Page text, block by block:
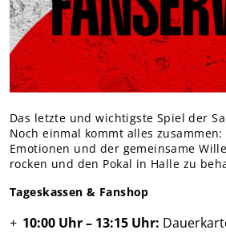
FANS
Menschen mit Behinderung
DER CHEMIKER
NACHWUCHS
Teams Nachwuchs
MITGLIEDER
Online-Antrag
Das letzte und wichtigste Spiel der
Noch einmal kommt alles zusammen:
Emotionen und der gemeinsame
rocken und den Pokal in Halle zu
Tageskassen & Fanshop
10:00 Uhr – 13:15 Uhr: